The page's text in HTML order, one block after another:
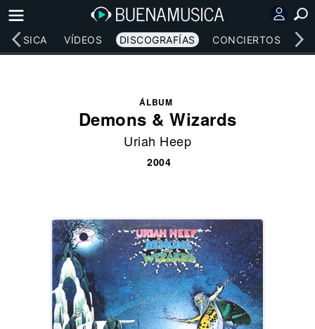
MÚSICA VÍDEOS DISCOGRAFÍAS CONCIERTOS
ÁLBUM
Demons & Wizards
Uriah Heep
2004